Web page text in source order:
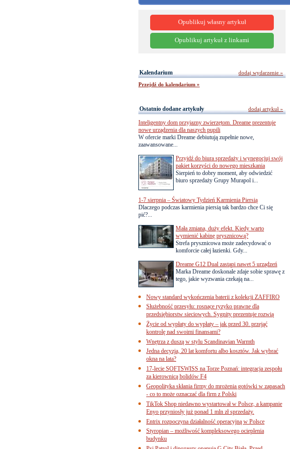
Opublikuj własny artykuł
Opublikuj artykuł z linkami
Kalendarium
Przejdź do kalendarium »
dodaj wydarzenie »
Ostatnio dodane artykuły
Inteligentny dom przyjazny zwierzętom. Dreame prezentuje
nowe urządzenia dla naszych pupili
W ofercie marki Dreame debiutują zupełnie nowe,
zaawansowane...
Przyjdź do biura sprzedaży i wynegocjuj swój
pakiet korzyści do nowego mieszkania
Sierpień to dobry moment, aby odwiedzić
biuro sprzedaży Grupy Murapol i...
1-7 sierpnia – Światowy Tydzień Karmienia Piersią
Dlaczego podczas karmienia piersią tak bardzo chce Ci się
pić?...
Mała zmiana, duży efekt. Kiedy warto
wymienić kabinę prysznicową?
Strefa prysznicowa może zadecydować o
komforcie całej łazienki. Gdy...
Dreame G12 Dual zastąpi nawet 5 urządzeń
Marka Dreame doskonale zdaje sobie sprawę z
tego, jakie wyzwania czekają na...
Nowy standard wykończenia baterii z kolekcji ZAFFIRO
Służebność przesyłu: rosnące ryzyko prawne dla
przedsiębiorstw sieciowych. Sygnity prezentuje rozwią
Życie od wypłaty do wypłaty – jak przed 30. przejąć
kontrolę nad swoimi finansami?
Wnętrza z duszą w stylu Scandinavian Warmth
Jedna decyzja, 20 lat komfortu albo kosztów. Jak wybrać
okna na lata?
17-lecie SOFTSWISS na Torze Poznań: integracja zespołu
za kierownicą bolidów F4
Geopolityka skłania firmy do mrożenia gotówki w zapasach
- co to może oznaczać dla firm z Polski
TikTok Shop niedawno wystartował w Polsce, a kampanie
Enyo przyniosły już ponad 1 mln zł sprzedaży.
Entrix rozpoczyna działalność operacyjną w Polsce
Styropian – możliwość kompleksowego ocieplenia
budynku
dodaj artykuł »